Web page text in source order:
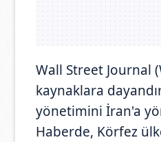
Wall Street Journal
kaynaklara
yönetimini İran'a
Haberde, Körfez